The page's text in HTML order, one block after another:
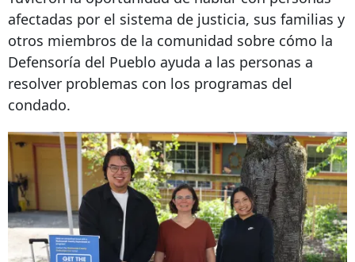
afectadas por el sistema de justicia, sus familias y
otros miembros de la comunidad sobre cómo la
Defensoría del Pueblo ayuda a las personas a
resolver problemas con los programas del
condado.